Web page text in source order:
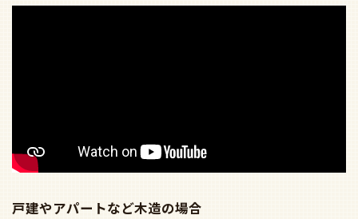
戸建やアパートなど木造の場合